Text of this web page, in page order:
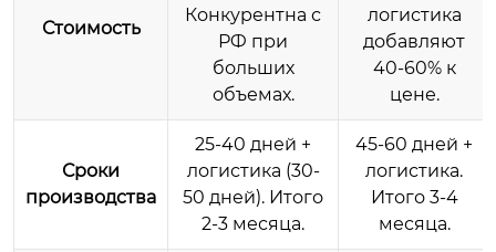
Стоимость
Конкурентна с
РФ при
больших
объемах.
логистика
добавляют
40-60% к
цене.
Сроки
производства
25-40 дней +
логистика (30-
50 дней). Итого
2-3 месяца.
45-60 дней +
логистика.
Итого 3-4
месяца.